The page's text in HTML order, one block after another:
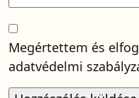
Megértettem és
adatvédelmi